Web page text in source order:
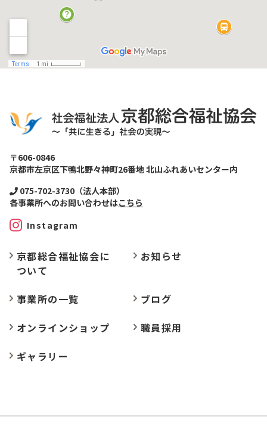
〒606-0846
京都市左京区下鴨北野々神町26番地 北山ふれあいセンター内
075-702-3730（法人本部）
各事業所へのお問い合わせはこちら
Instagram
京都総合福祉協会に
ついて
お知らせ
事業所の一覧
ブログ
オンラインショップ
職員採用
ギャラリー